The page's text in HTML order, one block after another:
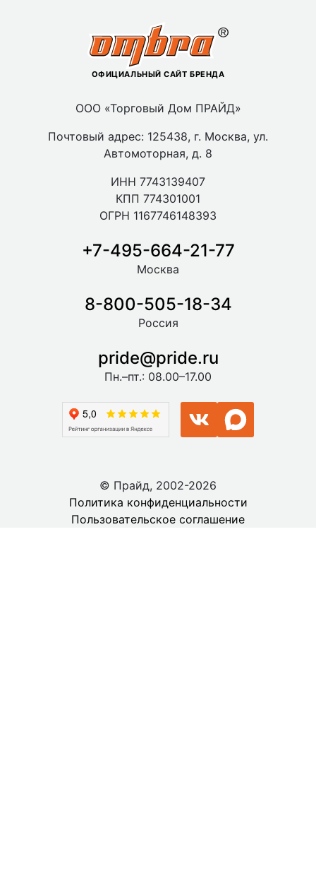
ОФИЦИАЛЬНЫЙ САЙТ БРЕНДА
ООО «Торговый Дом ПРАЙД»
Почтовый адрес: 125438, г. Москва, ул.
Автомоторная, д. 8
ИНН 7743139407
КПП 774301001
ОГРН 1167746148393
+7-495-664-21-77
Москва
8-800-505-18-34
Россия
pride@pride.ru
Пн.–пт.: 08.00–17.00
© Прайд, 2002-2026
Политика конфиденциальности
Пользовательское соглашение